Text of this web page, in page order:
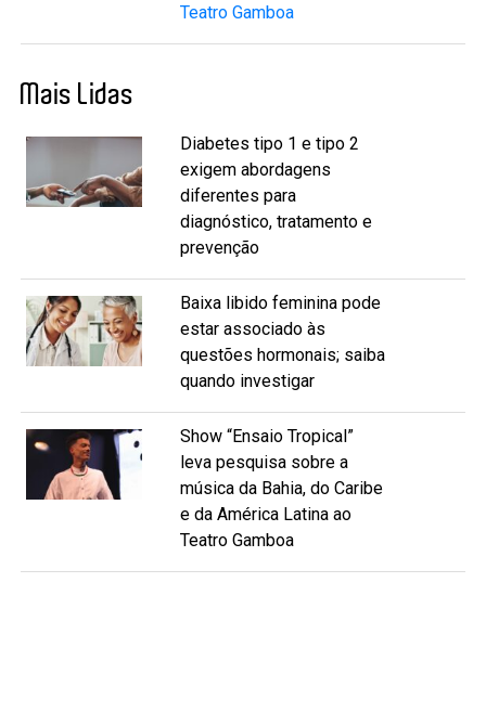
Teatro Gamboa
Mais Lidas
Diabetes tipo 1 e tipo 2
exigem abordagens
diferentes para
diagnóstico, tratamento e
prevenção
Baixa libido feminina pode
estar associado às
questões hormonais; saiba
quando investigar
Show “Ensaio Tropical”
leva pesquisa sobre a
música da Bahia, do Caribe
e da América Latina ao
Teatro Gamboa